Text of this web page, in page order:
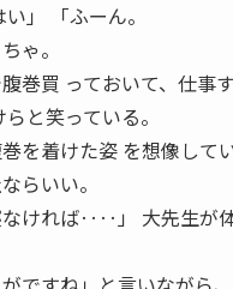
」 「ふーん。
ゃ。
巻買 っておいて、仕事
と笑っている。
を着けた姿 を想像して
らいい。
ければ‥‥」 大先生が